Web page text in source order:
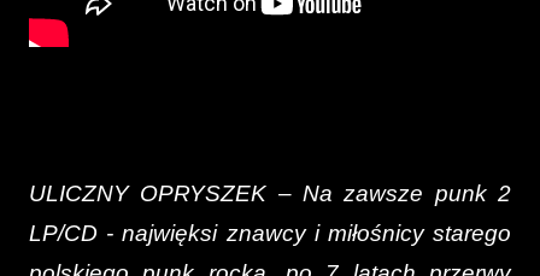
ULICZNY OPRYSZEK – Na zawsze punk 2
LP/CD - najwięksi znawcy i miłośnicy starego